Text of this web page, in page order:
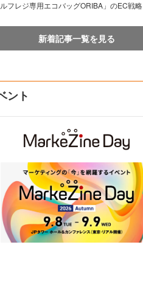
フレジ専用エコバッグORIBA」のEC戦略
新着記事一覧を見る
ント